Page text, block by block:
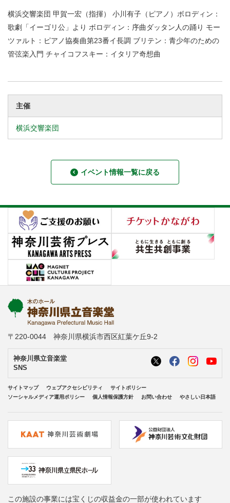
横浜交響楽団 甲賀一宏（指揮） 小川有子（ピアノ）ボロディン：
歌劇「イーゴリ公」より ボロディン：序曲ダッタン人の踊り モー
ツァルト：ピアノ協奏曲第23番イ長調 ブリテン：青少年のための
管弦楽入門 チャイコフスキー：イタリア奇想曲
主催
横浜交響楽団
イベント情報一覧に戻る
〒220-0044 神奈川県横浜市西区紅葉ケ丘9-2
神奈川県立音楽堂
SNS
サイトマップ ウェブアクセシビリティ
サイトポリシー
ソーシャルメディア運用ポリシー
個人情報保護方針 お問い合わせ やさしい日本語
この施設の事業には宝くじの収益金の一部が使われています